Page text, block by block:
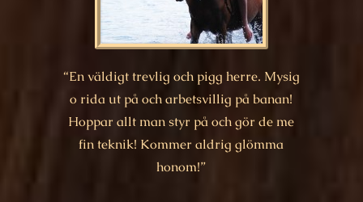
“En väldigt trevlig och pigg herre. Mysig
o rida ut på och arbetsvillig på banan!
Hoppar allt man styr på och gör de me
fin teknik! Kommer aldrig glömma
honom!”